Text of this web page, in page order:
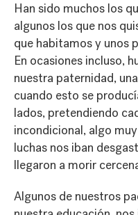
Han sido muchos los
algunos los que nos
que habitamos y unos
En ocasiones incluso,
nuestra paternidad,
cuando esto se
lados, pretendiendo
incondicional, algo
luchas nos iban
llegaron a morir
Algunos de nuestros